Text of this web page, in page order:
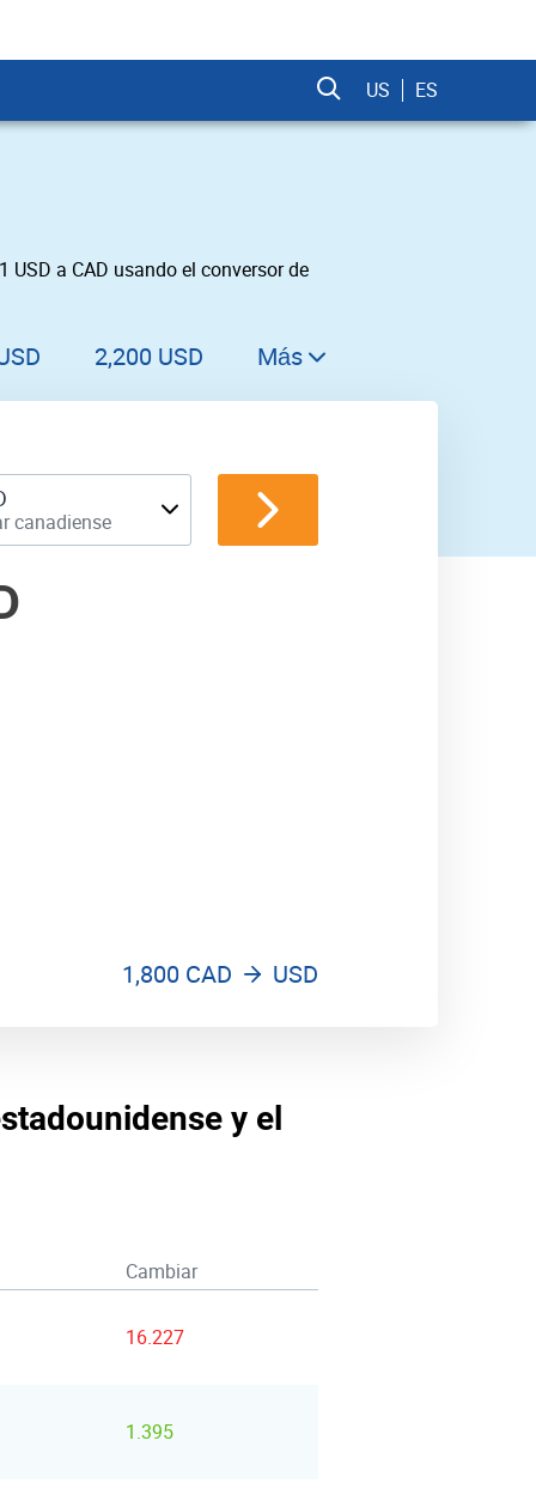
US ES
a CAD usando el conversor de
2,200 USD
2,400 USD
2,500 USD
2,600 USD
2,700 USD
Más
canadiense
1,800 CAD USD
y el
Cambiar
16.227
1.395